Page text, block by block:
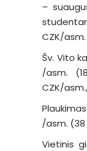
–
CZK/asm.
Šv. Vito
/asm.
CZK/
/asm. (38
Vietinis